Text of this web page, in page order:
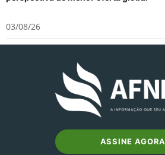
03/08/26
ASSINE AGORA